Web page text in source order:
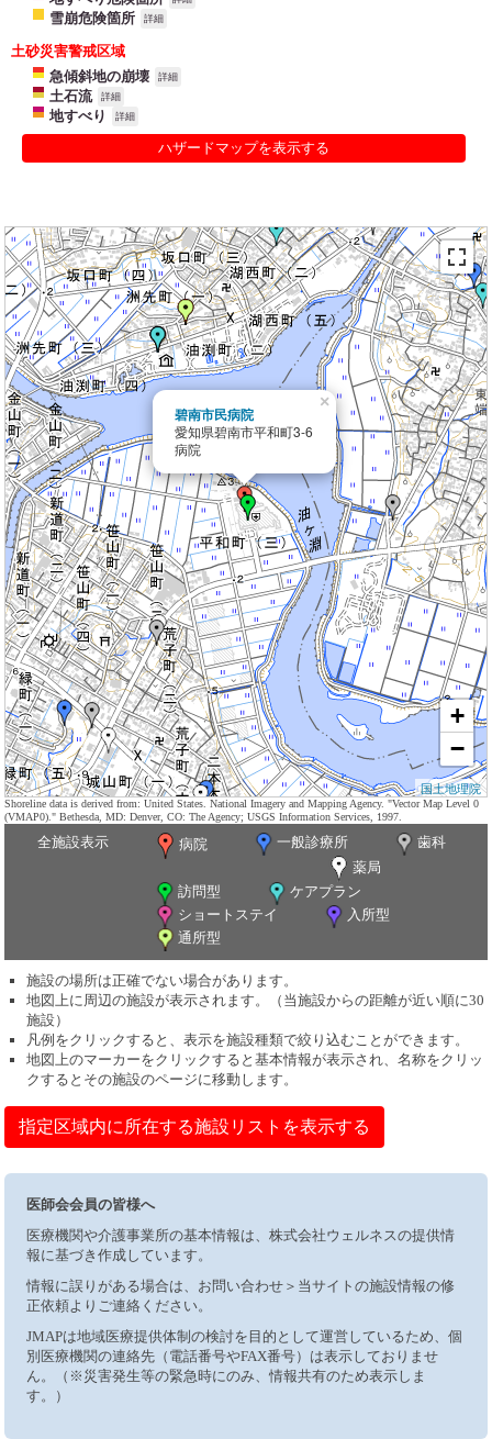
雪崩危険箇所 詳細
土砂災害警戒区域
急傾斜地の崩壊
詳細
土石流 詳細
地すべり 詳細
ハザードマップを表示する
碧南市民病院
愛知県碧南市平和町3-6
病院
×
+
−
国土地理院
Shoreline data is derived from: United States. National Imagery and Mapping Agency. "Vector Map Level 0
(VMAP0)." Bethesda, MD: Denver, CO: The Agency; USGS Information Services, 1997.
全施設表示 病院 一般診療所
歯科
薬局
訪問型
ケアプラン
ショートステイ
入所型
通所型
施設の場所は正確でない場合があります。
地図上に周辺の施設が表示されます。（当施設からの距離が近い順に30
施設）
凡例をクリックすると、表示を施設種類で絞り込むことができます。
地図上のマーカーをクリックすると基本情報が表示され、名称をクリッ
クするとその施設のページに移動します。
指定区域内に所在する施設リストを表示する
医師会会員の皆様へ
医療機関や介護事業所の基本情報は、株式会社ウェルネスの提供情
報に基づき作成しています。
情報に誤りがある場合は、お問い合わせ＞当サイトの施設情報の修
正依頼よりご連絡ください。
JMAPは地域医療提供体制の検討を目的として運営しているため、個
別医療機関の連絡先（電話番号やFAX番号）は表示しておりませ
ん。（※災害発生等の緊急時にのみ、情報共有のため表示しま
す。）